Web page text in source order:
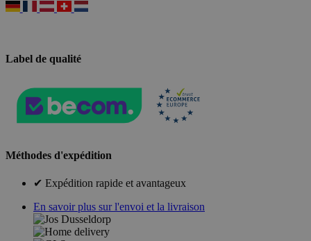
Label de qualité
Méthodes d'expédition
✔ Expédition rapide et avantageux
En savoir plus sur l'envoi et la livraison